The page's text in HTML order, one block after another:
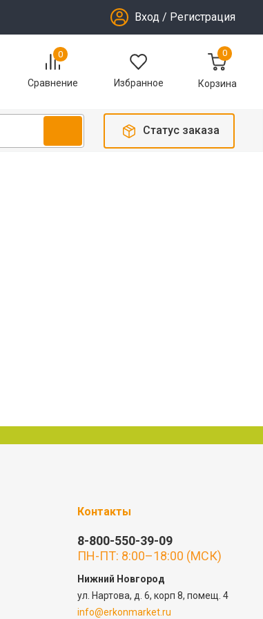
Вход / Регистрация
0
Сравнение Избранное
0
Корзина
Статус заказа
Контакты
8-800-550-39-09
ПН-ПТ: 8:00–18:00 (МСК)
Нижний Новгород
ул. Нартова, д. 6, корп 8, помещ. 4
info@erkonmarket.ru